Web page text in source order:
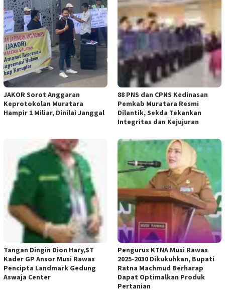
JAKOR Sorot Anggaran
Keprotokolan Muratara
Hampir 1 Miliar, Dinilai Janggal
88 PNS dan CPNS Kedinasan
Pemkab Muratara Resmi
Dilantik, Sekda Tekankan
Integritas dan Kejujuran
Tangan Dingin Dion Hary,ST
Kader GP Ansor Musi Rawas
Pencipta Landmark Gedung
Aswaja Center
Pengurus KTNA Musi Rawas
2025-2030 Dikukuhkan, Bupati
Ratna Machmud Berharap
Dapat Optimalkan Produk
Pertanian